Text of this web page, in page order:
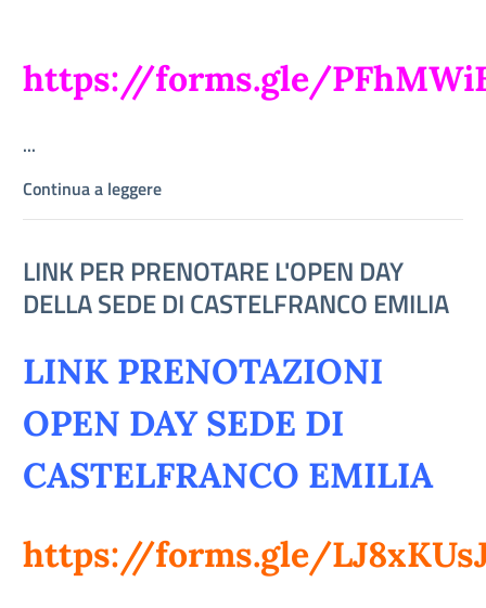
https://forms.gle/
...
Continua a leggere
LINK PER PRENOTARE L'OPEN DAY
DELLA SEDE DI CASTELFRANCO EMILIA
LINK PRENOTAZIONI
OPEN DAY SEDE DI
CASTELFRANCO EMILIA
https://forms.gle/